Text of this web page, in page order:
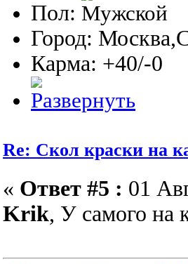
Пол:
Город:
Карма: +40/-0
Re: Скол краски на
« Ответ #5 : 01
Krik, У самого на